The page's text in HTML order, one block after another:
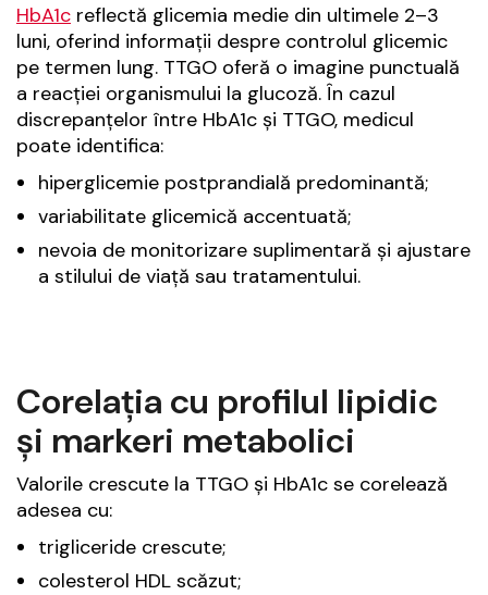
HbA1c reflectă glicemia medie din ultimele 2–3
luni, oferind informații despre controlul glicemic
pe termen lung. TTGO oferă o imagine punctuală
a reacției organismului la glucoză. În cazul
discrepanțelor între HbA1c și TTGO, medicul
poate identifica:
hiperglicemie postprandială predominantă;
variabilitate glicemică accentuată;
nevoia de monitorizare suplimentară și ajustare
a stilului de viață sau tratamentului.
Corelația cu profilul lipidic
și markeri metabolici
Valorile crescute la TTGO și HbA1c se corelează
adesea cu:
trigliceride crescute;
colesterol HDL scăzut;